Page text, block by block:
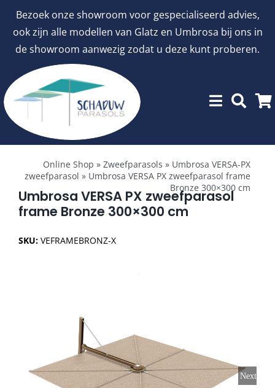
Bezoek onze showroom voor gespecialiseerd advies,
ook zijn alle modellen van Glatz en Umbrosa bij ons in
de showroom aanwezig zodat u deze kunt proberen.
inhoud
Toggle
Navigation
aanbiedingen
Horeca parasols
Muurparasols
Online Shop » Zweefparasols » Umbrosa VERSA-PX
zweefparasol » Umbrosa VERSA PX zweefparasol frame
Bronze 300×300 cm
Umbrosa VERSA PX zweefparasol
frame Bronze 300×300 cm
SKU: VEFRAMEBRONZ-X
Next